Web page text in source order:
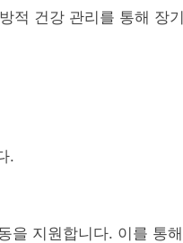
적 건강 관리를 통해 장기
.
을 지원합니다. 이를 통해